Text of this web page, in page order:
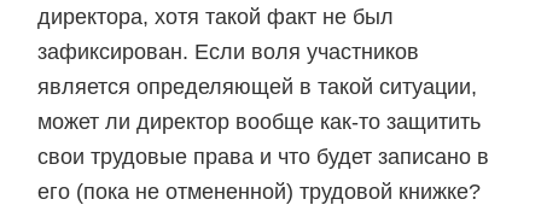
директора, хотя такой факт не был
зафиксирован. Если воля участников
является определяющей в такой ситуации,
может ли директор вообще как-то защитить
свои трудовые права и что будет записано в
его (пока не отмененной) трудовой книжке?